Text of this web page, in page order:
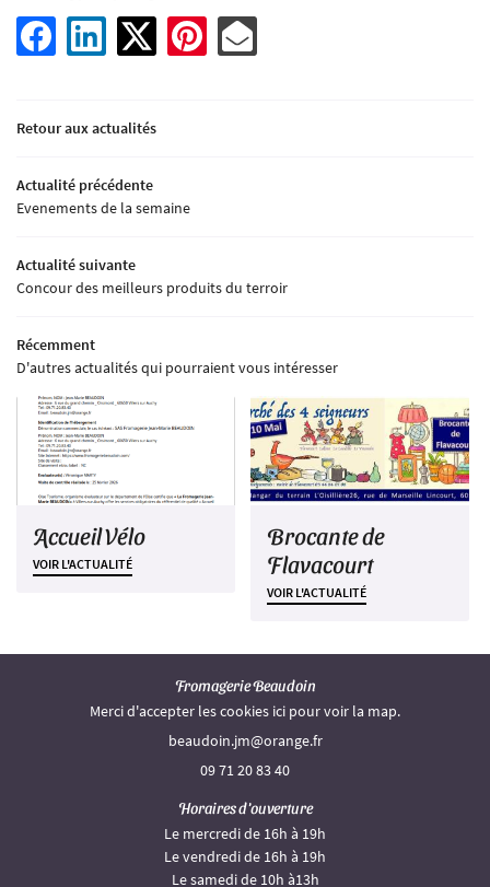
DE VENTE
POINTS DE VENTE
CONTACT
Retour aux actualités
Actualité précédente
Evenements de la semaine
Actualité suivante
Concour des meilleurs produits du terroir
Récemment
D'autres actualités qui pourraient vous intéresser
Accueil Vélo
VOIR L'ACTUALITÉ
Brocante de
Flavacourt
VOIR L'ACTUALITÉ
Fromagerie Beaudoin
Merci d'accepter les cookies ici pour voir la map.
09 71 20 83 40
Horaires d'ouverture
Le mercredi de 16h à 19h
Le vendredi de 16h à 19h
Le samedi de 10h à13h